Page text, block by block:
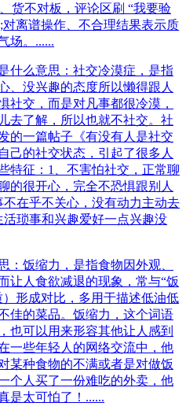
货不对板，评论区刷 “我要验
对离谱操作、不合理结果表示质
场。......
什么意思：社交冷漠症，是指‌‌‌‌‌‌‌‌‌‌‌‌
、没兴趣的态度所以懒得跟人
社交，而是对凡事都很冷漠，
去了解，所以也就不社交。社
的一篇帖子《有没有人是社交
己的社交状态，引起了很多人
特征：1、不害怕社交，正常聊
的很开心，完全不恐惧跟别人
在乎不关心，没有动力主动去
琐事和兴趣爱好一点兴趣没
：饭缩力，是指食物因外观、
让人食欲减退的现象‌，常与“饭
形成对比，多用于描述低油低
佳的菜品。‌‌‌‌饭缩力，这个词语
也可以用来形容其他让人感到
一些年轻人的网络交流中，他
某种食物的不满或者是对做饭
个人买了一份难吃的外卖，他
是太可怕了！......